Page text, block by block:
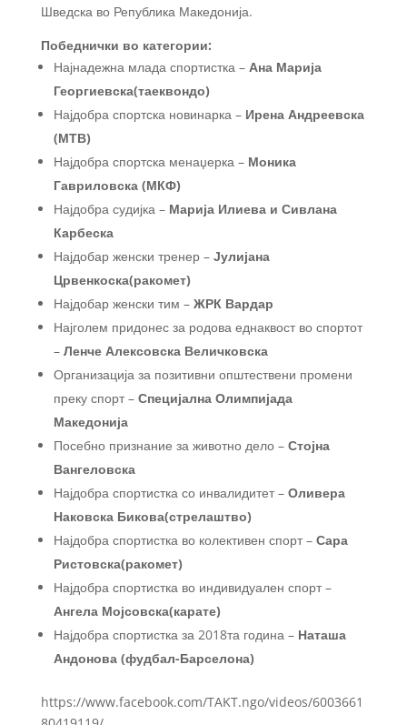
Шведска во Република Македонија.
Победнички во категории:
Најнадежна млада спортистка – Ана Марија
Георгиевска(таеквондо)
Најдобра спортска новинарка – Ирена Андреевска
(МТВ)
Најдобра спортска менаџерка – Моника
Гавриловска (МКФ)
Најдобра судијка – Марија Илиева и Сивлана
Карбеска
Најдобар женски тренер – Јулијана
Црвенкоска(ракомет)
Најдобар женски тим – ЖРК Вардар
Најголем придонес за родова еднаквост во спортот
– Ленче Алексовска Величковска
Организација за позитивни општествени промени
преку спорт – Специјална Олимпијада
Македонија
Посебно признание за животно дело – Стојна
Вангеловска
Најдобра спортистка со инвалидитет – Оливера
Наковска Бикова(стрелаштво)
Најдобра спортистка во колективен спорт – Сара
Ристовска(ракомет)
Најдобра спортистка во индивидуален спорт –
Ангела Мојсовска(карате)
Најдобра спортистка за 2018та година – Наташа
Андонова (фудбал-Барселона)
https://www.facebook.com/TAKT.ngo/videos/6003661